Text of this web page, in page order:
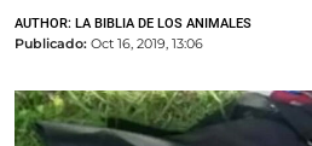
AUTHOR: LA BIBLIA DE LOS ANIMALES
Publicado: Oct 16, 2019, 13:06